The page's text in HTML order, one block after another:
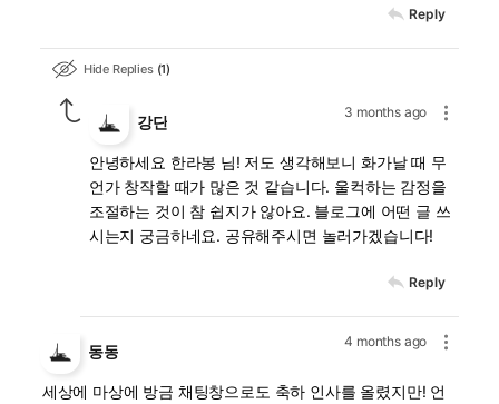
Reply
Hide Replies 1
3 months ago
강단
안녕하세요 한라봉 님! 저도 생각해보니 화가날 때 무
언가 창작할 때가 많은 것 같습니다. 울컥하는 감정을
조절하는 것이 참 쉽지가 않아요. 블로그에 어떤 글 쓰
시는지 궁금하네요. 공유해주시면 놀러가겠습니다!
Reply
4 months ago
동동
세상에 마상에 방금 채팅창으로도 축하 인사를 올렸지만! 언